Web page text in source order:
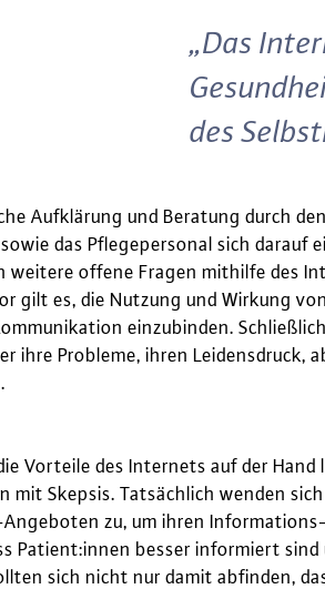
„Das
des
Aufklärung und Beratung durch
das Pflegepersonal sich darauf
weitere offene Fragen mithilfe des
gilt es, die Nutzung und Wirkung
einzubinden.
ihre Probleme, ihren Leidensdruck,
Vorteile des Internets auf der
mit Skepsis. Tatsächlich wenden
zu, um ihren
Patient:innen besser informiert
sich nicht nur damit abfinden,